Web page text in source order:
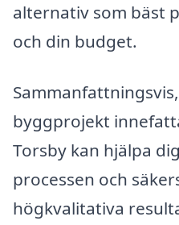
alternativ som bäst
och din budget.
byggprojekt
Torsby kan hjälpa
processen och
högkvalitativa